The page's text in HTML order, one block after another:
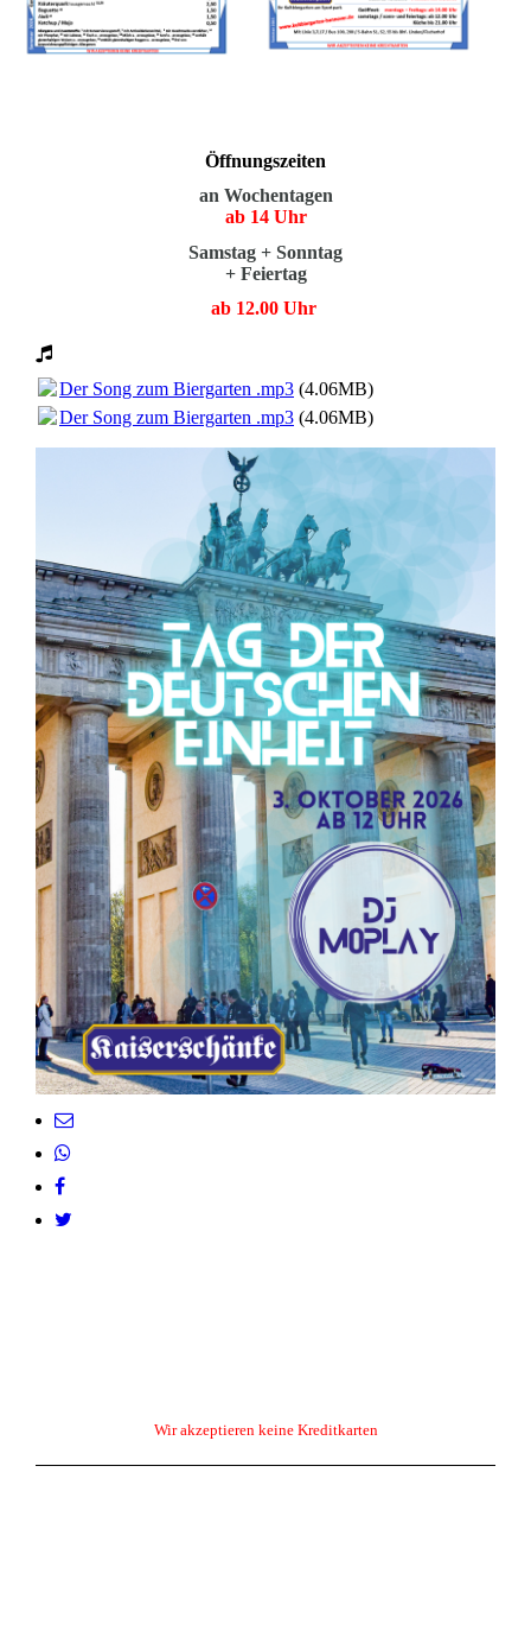
Öffnungszeiten
an Wochentagen
ab 14 Uhr
Samstag + Sonntag
+ Feiertag
ab 12.00 Uhr
Der Song zum Biergarten .mp3 (4.06MB)
Der Song zum Biergarten .mp3 (4.06MB)
Wir akzeptieren keine Kreditkarten